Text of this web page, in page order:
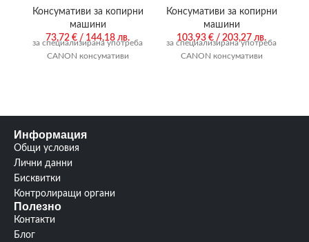
Консумативи за копирни
машини
73,72 € / 144,18 лв.
за специализирана употреба
CANON консумативи
Консумативи за копирни
машини
103,93 € / 203,27 лв.
за специализирана употреба
CANON консумативи
Информация
Общи условия
Лични данни
Бисквитки
Контролиращи органи
Полезно
Контакти
Блог